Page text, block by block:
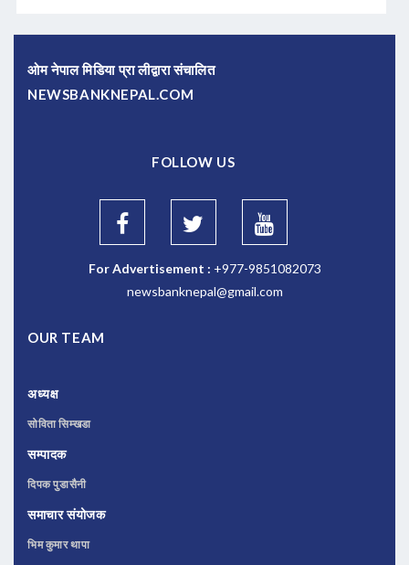
ओम नेपाल मिडिया प्रा लीद्वारा संचालित
NEWSBANKNEPAL.COM
FOLLOW US
For Advertisement : +977-9851082073
newsbanknepal@gmail.com
OUR TEAM
अध्यक्ष
सोविता सिम्खडा
सम्पादक
दिपक पुडासैनी
समाचार संयोजक
भिम कुमार थापा